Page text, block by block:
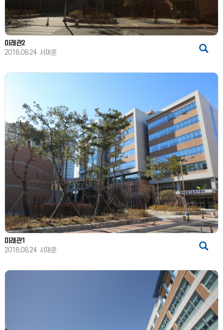
미래관2
2018.08.24 서재훈
미래관1
2018.08.24 서재훈